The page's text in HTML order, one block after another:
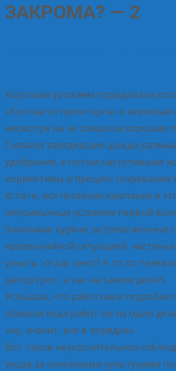
ЗАКРОМА? — 2
Хорошим урожаем порадовала
«Коопзаготпромторга» и зерновая
несмотря на не слишком хорошие
Сначала зарядившие дожди
удобрения, а потом наступившая
коррективы в процесс созревания
Кстати, вся посевная кампания в
непривычных условиях первой
Знакомые куряне, встревоженные
чрезвычайной ситуацией,
узнать: «У вас сеют? А то по
рапортуют, а как на самом деле?»
Услышав, что работники
сбавили хода работ ни на один
«ну, значит, все в порядке».
Вот такое неукоснительное
ухода за основными культурами